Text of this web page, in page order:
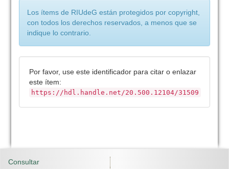
Los ítems de RIUdeG están protegidos por copyright,
con todos los derechos reservados, a menos que se
indique lo contrario.
Por favor, use este identificador para citar o enlazar
este ítem:
https://hdl.handle.net/20.500.12104/31509
Consultar